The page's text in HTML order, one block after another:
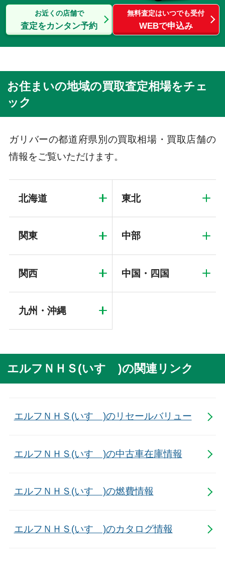
お近くの店舗で
査定をカンタン予約
無料査定はいつでも受付
WEBで申込み
お住まいの地域の買取査定相場をチェ
ック
ガリバーの都道府県別の買取相場・買取店舗の
情報をご覧いただけます。
北海道 東北
関東 中部
関西 中国・四国
九州・沖縄
エルフＮＨＳ(いすゞ)の関連リンク
エルフＮＨＳ(いすゞ)のリセールバリュー
エルフＮＨＳ(いすゞ)の中古車在庫情報
エルフＮＨＳ(いすゞ)の燃費情報
エルフＮＨＳ(いすゞ)のカタログ情報